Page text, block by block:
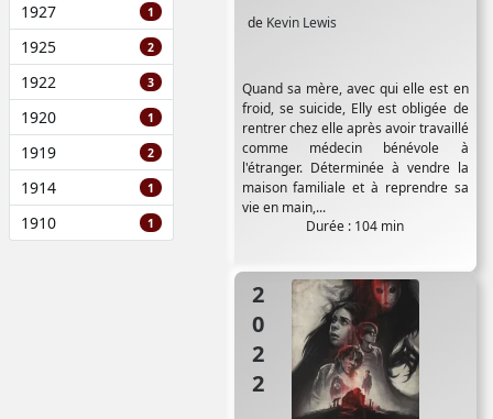
1927 1
1925 2
1922 3
1920 1
1919 2
1914 1
1910 1
de Kevin Lewis
Quand sa mère, avec qui elle est en
froid, se suicide, Elly est obligée de
rentrer chez elle après avoir travaillé
comme médecin bénévole à
l'étranger. Déterminée à vendre la
maison familiale et à reprendre sa
vie en main,...
Durée : 104 min
2022